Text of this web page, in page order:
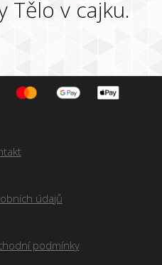
Tělo v cajku.
údajů
podmínky